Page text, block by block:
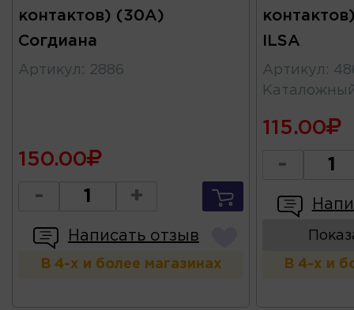
контактов) (30А)
Согдиана
Артикул : 2886
150.00
- +
Написать отзыв
В 4-х и более магазинах
ILSA
Артикул :
115.00
-
В 4-х и